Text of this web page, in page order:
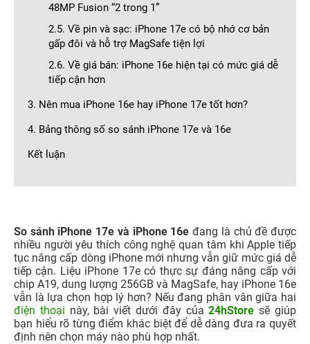
48MP Fusion “2 trong 1”
2.5. Về pin và sạc: iPhone 17e có bộ nhớ cơ bản
gấp đôi và hỗ trợ MagSafe tiện lợi
2.6. Về giá bán: iPhone 16e hiện tại có mức giá dễ
tiếp cận hơn
3. Nên mua iPhone 16e hay iPhone 17e tốt hơn?
4. Bảng thông số so sánh iPhone 17e và 16e
Kết luận
So sánh iPhone 17e và iPhone 16e đang là chủ đề được
nhiều người yêu thích công nghệ quan tâm khi Apple tiếp
tục nâng cấp dòng iPhone mới nhưng vẫn giữ mức giá dễ
tiếp cận. Liệu iPhone 17e có thực sự đáng nâng cấp với
chip A19, dung lượng 256GB và MagSafe, hay iPhone 16e
vẫn là lựa chọn hợp lý hơn? Nếu đang phân vân giữa hai
điện thoại này, bài viết dưới đây của24hStore sẽ giúp
bạn hiểu rõ từng điểm khác biệt để dễ dàng đưa ra quyết
định nên chọn máy nào phù hợp nhất.